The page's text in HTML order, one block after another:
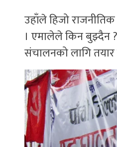
उहाँले हिजो
। एमालेले किन बुझ्दैन ?
संचालनको लागि